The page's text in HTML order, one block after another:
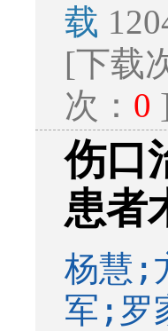
载
[下载
次： 0
伤口
患者
杨慧;
军;罗